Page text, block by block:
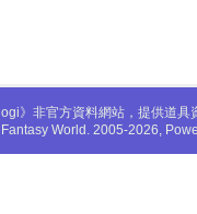
》非官方資料網站，提供道
World. 2005-2026,